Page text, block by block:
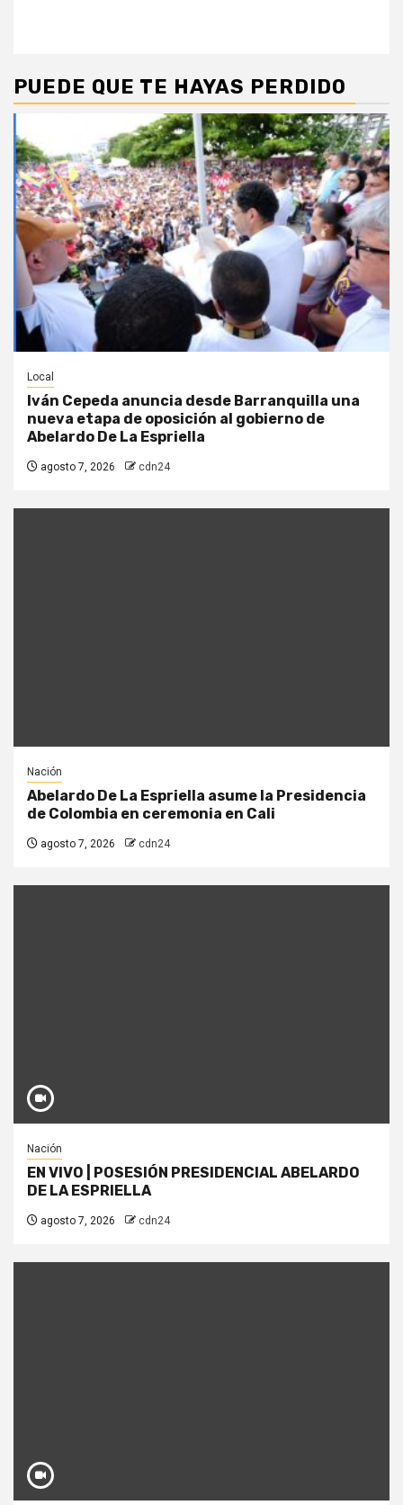
PUEDE QUE TE HAYAS PERDIDO
Local
Iván Cepeda anuncia desde Barranquilla una
nueva etapa de oposición al gobierno de
Abelardo De La Espriella
agosto 7, 2026 cdn24
Nación
Abelardo De La Espriella asume la Presidencia
de Colombia en ceremonia en Cali
agosto 7, 2026 cdn24
Nación
EN VIVO | POSESIÓN PRESIDENCIAL ABELARDO
DE LA ESPRIELLA
agosto 7, 2026 cdn24